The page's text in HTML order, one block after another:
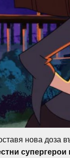
нова доза